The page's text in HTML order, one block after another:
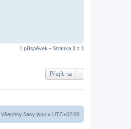
1 příspěvek • Stránka 1 z 1
Přejít na
Všechny časy jsou v UTC+02:00